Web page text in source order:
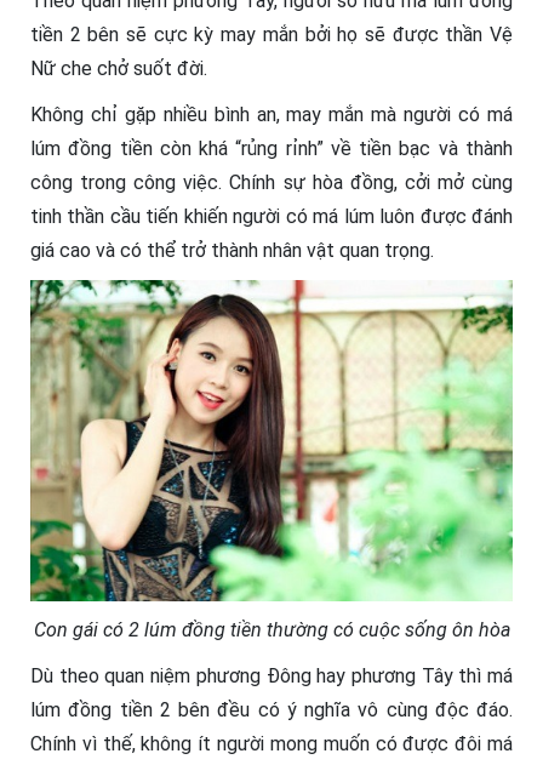
tiền 2 bên sẽ cực kỳ may mắn bởi họ sẽ được thần Vệ
Nữ che chở suốt đời.
Không chỉ gặp nhiều bình an, may mắn mà người có má
lúm đồng tiền còn khá “rủng rỉnh” về tiền bạc và thành
công trong công việc. Chính sự hòa đồng, cởi mở cùng
tinh thần cầu tiến khiến người có má lúm luôn được đánh
giá cao và có thể trở thành nhân vật quan trọng.
Con gái có 2 lúm đồng tiền thường có cuộc sống ôn hòa
Dù theo quan niệm phương Đông hay phương Tây thì má
lúm đồng tiền 2 bên đều có ý nghĩa vô cùng độc đáo.
Chính vì thế, không ít người mong muốn có được đôi má